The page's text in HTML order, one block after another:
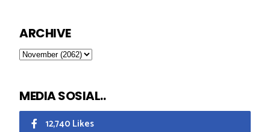
ARCHIVE
MEDIA SOSIAL..
12,740 Likes